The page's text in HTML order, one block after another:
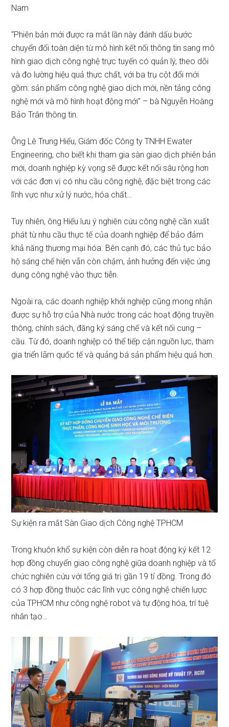
Nam
“Phiên bản mới được ra mắt lần này đánh dấu bước
chuyển đổi toàn diện từ mô hình kết nối thông tin sang mô
hình giao dịch công nghệ trực tuyến có quản lý, theo dõi
và đo lường hiệu quả thực chất, với ba trụ cột đổi mới
gồm: sản phẩm công nghệ giao dịch mới, nền tảng công
nghệ mới và mô hình hoạt động mới” – bà Nguyễn Hoàng
Bảo Trân thông tin.
Ông Lê Trung Hiếu, Giám đốc Công ty TNHH Ewater
Engineering, cho biết khi tham gia sàn giao dịch phiên bản
mới, doanh nghiệp kỳ vọng sẽ được kết nối sâu rộng hơn
với các đơn vị có nhu cầu công nghệ, đặc biệt trong các
lĩnh vực như xử lý nước, hóa chất…
Tuy nhiên, ông Hiếu lưu ý nghiên cứu công nghệ cần xuất
phát từ nhu cầu thực tế của doanh nghiệp để bảo đảm
khả năng thương mại hóa. Bên cạnh đó, các thủ tục bảo
hộ sáng chế hiện vẫn còn chậm, ảnh hưởng đến việc ứng
dụng công nghệ vào thực tiễn.
Ngoài ra, các doanh nghiệp khởi nghiệp cũng mong nhận
được sự hỗ trợ của Nhà nước trong các hoạt động truyền
thông, chính sách, đăng ký sáng chế và kết nối cung –
cầu. Từ đó, doanh nghiệp có thể tiếp cận nguồn lực, tham
gia triển lãm quốc tế và quảng bá sản phẩm hiệu quả hơn.
Sự kiện ra mắt Sàn Giao dịch Công nghệ TPHCM
Trong khuôn khổ sự kiện còn diễn ra hoạt động ký kết 12
hợp đồng chuyển giao công nghệ giữa doanh nghiệp và tổ
chức nghiên cứu với tổng giá trị gần 19 tỉ đồng. Trong đó
có 3 hợp đồng thuộc các lĩnh vực công nghệ chiến lược
của TPHCM như công nghệ robot và tự động hóa, trí tuệ
nhân tạo…